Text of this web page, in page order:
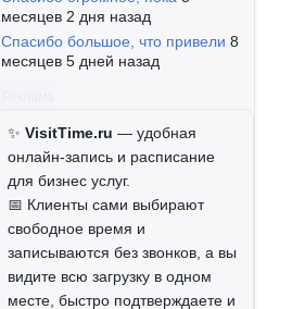
месяцев 2 дня назад
Спасибо большое, что привели 8
месяцев 5 дней назад
✨ VisitTime.ru — удобная
онлайн-запись и расписание
для бизнес услуг.
📅 Клиенты сами выбирают
свободное время и
записываются без звонков, а вы
видите всю загрузку в одном
месте, быстро подтверждаете и